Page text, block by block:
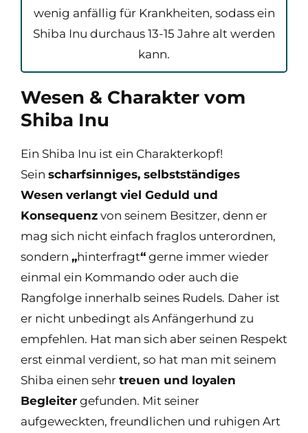
wenig anfällig für Krankheiten, sodass ein
Shiba Inu durchaus 13-15 Jahre alt werden
kann.
Wesen & Charakter vom
Shiba Inu
Ein Shiba Inu ist ein Charakterkopf!
Sein scharfsinniges, selbstständiges
Wesen verlangt viel Geduld und
Konsequenz von seinem Besitzer, denn er
mag sich nicht einfach fraglos unterordnen,
sondern „hinterfragt“ gerne immer wieder
einmal ein Kommando oder auch die
Rangfolge innerhalb seines Rudels. Daher ist
er nicht unbedingt als Anfängerhund zu
empfehlen. Hat man sich aber seinen Respekt
erst einmal verdient, so hat man mit seinem
Shiba einen sehr treuen und loyalen
Begleiter gefunden. Mit seiner
aufgeweckten, freundlichen und ruhigen Art